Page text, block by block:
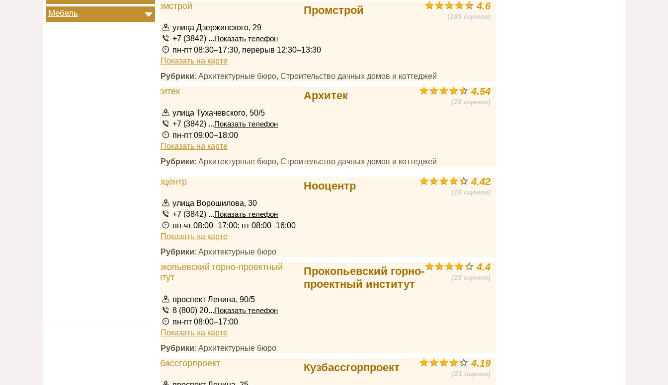
Мебель
4.6
(185 оценок)
Промстрой
улица Дзержинского, 29
+7 (3842) ...Показать телефон
пн-пт 08:30–17:30, перерыв 12:30–13:30
Показать на карте
Рубрики: Архитектурные бюро, Строительство дачных домов и коттеджей
4.54
(28 оценок)
Архитек
улица Тухачевского, 50/5
+7 (3842) ...Показать телефон
пн-пт 09:00–18:00
Показать на карте
Рубрики: Архитектурные бюро, Строительство дачных домов и коттеджей
4.42
(19 оценок)
Нооцентр
улица Ворошилова, 30
+7 (3842) ...Показать телефон
пн-чт 08:00–17:00; пт 08:00–16:00
Показать на карте
Рубрики: Архитектурные бюро
4.4
(15 оценок)
Прокопьевский горно-
проектный институт
проспект Ленина, 90/5
8 (800) 20...Показать телефон
пн-пт 08:00–17:00
Показать на карте
Рубрики: Архитектурные бюро
4.19
(21 оценка)
Кузбассгорпроект